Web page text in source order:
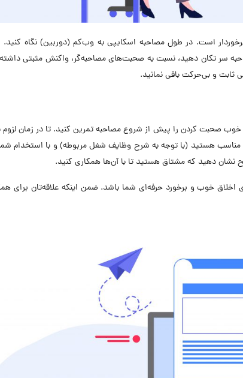
است. در طول مصاحبه اسکایپی به وب‌کم (دوربین) نگاه کنید.
سر تکان دهید، نسبت به صحبت‌های مصاحبه‌گر، واکنش مثبتی
ثابت و بی‌حرکت باقی نمانید.
صحبت کردن را پیش از شروع مصاحبه تمرین کنید. تا در زمان لزوم
مناسب هستید (با توجه به شرح وظایف شغل مربوطه) و با استخدام
دهید که مشتاق هستید تا با آن‌ها همکاری کنید.
خوب و برخورد حرفه‌ای شما باشد. ضمن اینکه علاقه‌تان برای